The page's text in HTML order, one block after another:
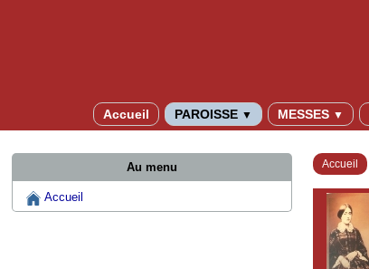
Accueil PAROISSE ▼ MESSES ▼
Accueil
Au menu
Accueil